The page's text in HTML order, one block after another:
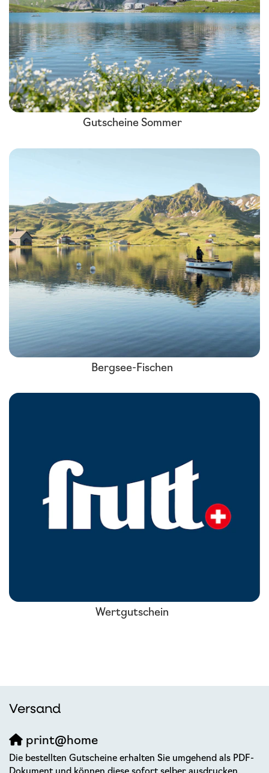
Gutscheine Sommer
Bergsee-Fischen
Wertgutschein
Versand
print@home
Die bestellten Gutscheine erhalten Sie umgehend als PDF-
Dokument und können diese sofort selber ausdrucken.